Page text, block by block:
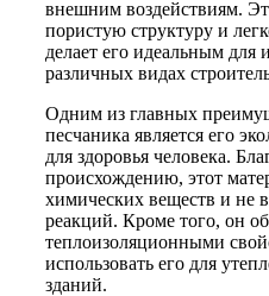
внешним воздействиям.
пористую структуру и
делает его идеальным для
различных видах
Одним из главных
песчаника является его
для здоровья человека.
происхождению, этот
химических веществ и не
реакций. Кроме того, он
теплоизоляционными
использовать его для
зданий.